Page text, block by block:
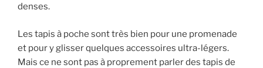
denses.
Les tapis à poche sont très bien pour une promenade
et pour y glisser quelques accessoires ultra-légers.
Mais ce ne sont pas à proprement parler des tapis de